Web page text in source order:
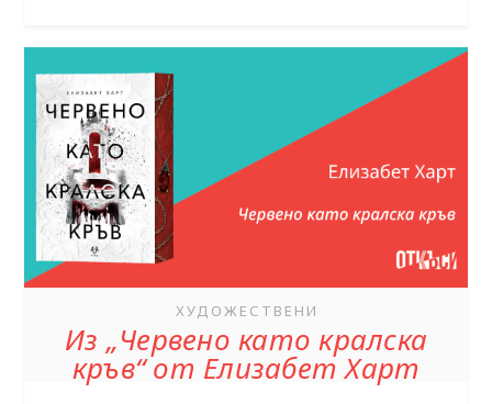
ХУДОЖЕСТВЕНИ
Из „Червено като кралска
кръв“ от Елизабет Харт